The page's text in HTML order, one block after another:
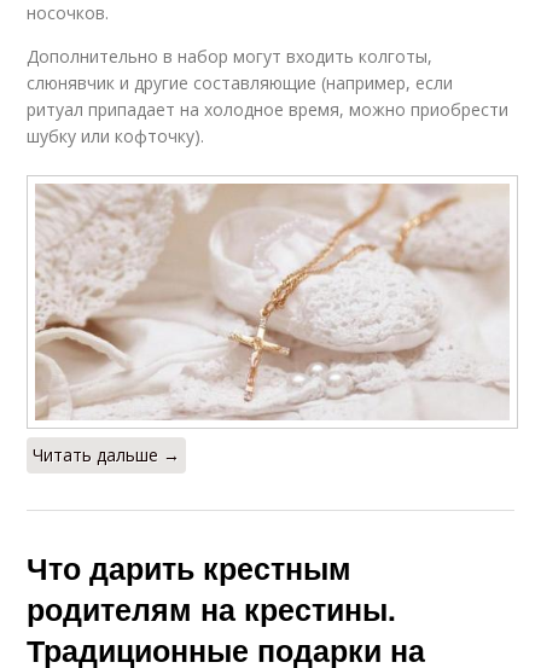
носочков.
Дополнительно в набор могут входить колготы,
слюнявчик и другие составляющие (например, если
ритуал припадает на холодное время, можно приобрести
шубку или кофточку).
Читать дальше →
Что дарить крестным
родителям на крестины.
Традиционные подарки на